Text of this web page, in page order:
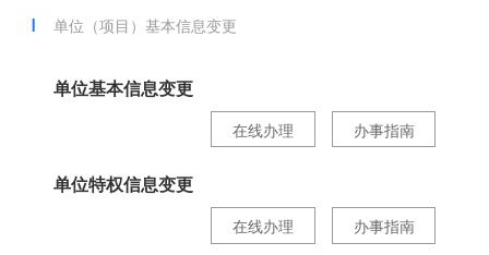
单位（项目）基本信息变更
单位基本信息变更
办事指南
在线办理
单位特权信息变更
办事指南
在线办理